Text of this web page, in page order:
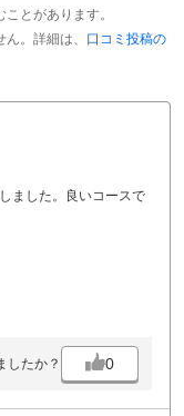
とがあります。
。詳細は、 口コミ投稿の
ました。良いコースで
したか？ 0